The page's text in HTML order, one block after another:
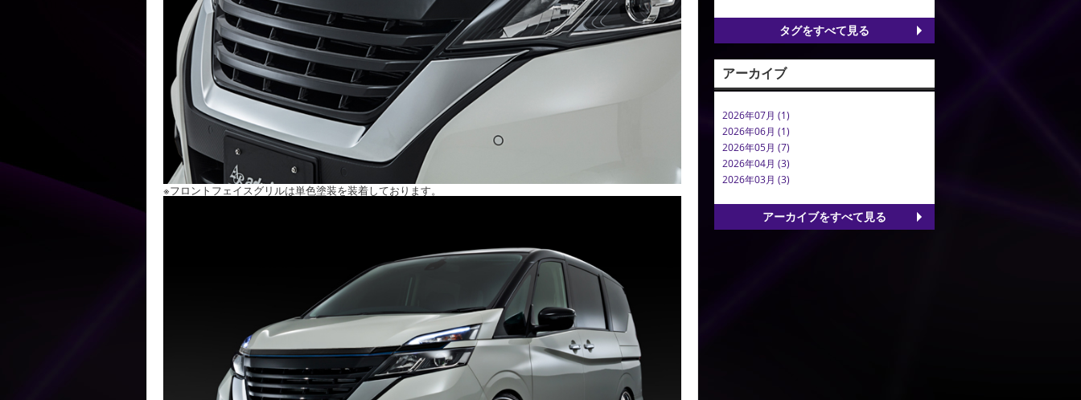
※フロントフェイスグリルは単色塗装を装着しております。
タグをすべて見る
アーカイブ
2026年07月 (1)
2026年06月 (1)
2026年05月 (7)
2026年04月 (3)
2026年03月 (3)
アーカイブをすべて見る